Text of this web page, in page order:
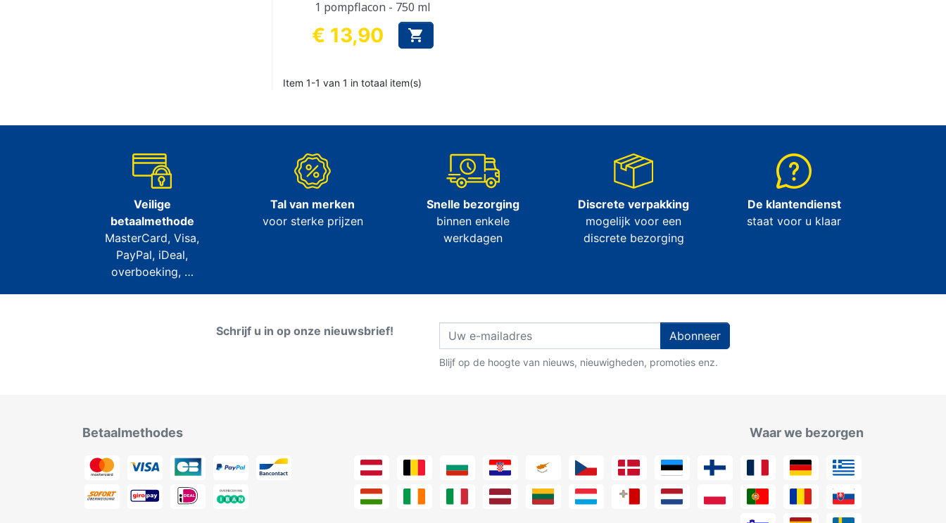
1 pompflacon - 750 ml
Prijs
€ 13,90 
Item 1-1 van 1 in totaal item(s)
Veilige
betaalmethode
MasterCard, Visa,
PayPal, iDeal,
overboeking, …
Tal van merken
voor sterke prijzen
Snelle bezorging
binnen enkele
werkdagen
Discrete verpakking
mogelijk voor een
discrete bezorging
De klantendienst
staat voor u klaar
Schrijf u in op onze nieuwsbrief! Abonneer
Blijf op de hoogte van nieuws, nieuwigheden, promoties enz.
Betaalmethodes Waar we bezorgen